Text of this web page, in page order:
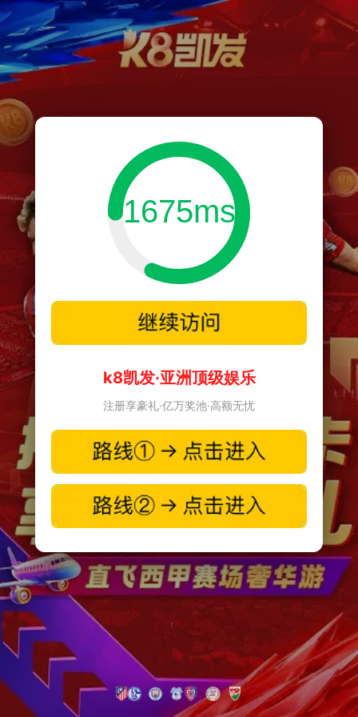
1675ms
k8凯发·亚洲顶级娱乐
注册享豪礼·亿万奖池·高额无忧